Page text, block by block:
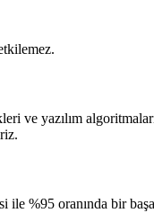
ve yazılım
ile %95 oranında bir